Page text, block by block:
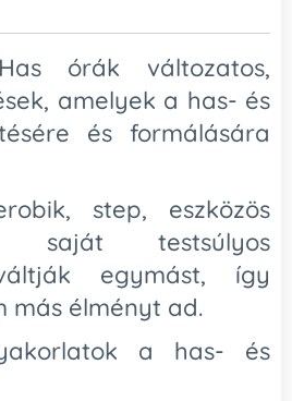
órák változatos,
amelyek a has- és
és formálására
step, eszközös
saját testsúlyos
egymást, így
más élményt ad.
a has- és